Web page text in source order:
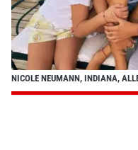
NICOLE NEUMANN, INDIANA,